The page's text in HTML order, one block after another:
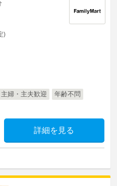
)
主婦・主夫歓迎
年齢不問
詳細を見る